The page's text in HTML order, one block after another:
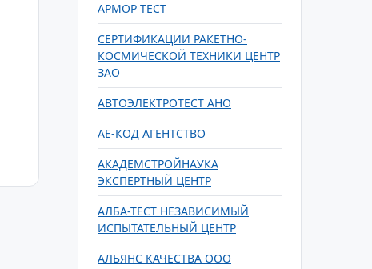
АРМОР ТЕСТ
СЕРТИФИКАЦИИ РАКЕТНО-
КОСМИЧЕСКОЙ ТЕХНИКИ ЦЕНТР
ЗАО
АВТОЭЛЕКТРОТЕСТ АНО
АЕ-КОД АГЕНТСТВО
АКАДЕМСТРОЙНАУКА
ЭКСПЕРТНЫЙ ЦЕНТР
АЛБА-ТЕСТ НЕЗАВИСИМЫЙ
ИСПЫТАТЕЛЬНЫЙ ЦЕНТР
АЛЬЯНС КАЧЕСТВА ООО